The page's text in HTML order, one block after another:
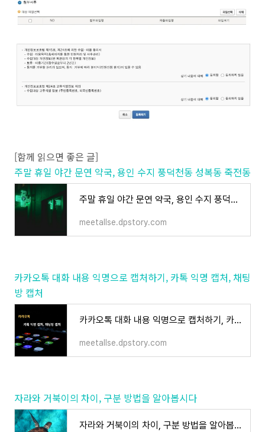
[함께 읽으면 좋은 글]
주말 휴일 야간 문연 약국, 용인 수지 풍덕천동 성복동 죽전동
주말 휴일 야간 문연 약국, 용인 수지 풍덕천동 성복동 죽전동
meetallse.dpstory.com
카카오톡 대화 내용 익명으로 캡처하기, 카톡 익명 캡처, 채팅
방 캡처
카카오톡 대화 내용 익명으로 캡처하기, 카톡 익명 캡처, 채팅방 캡처
meetallse.dpstory.com
자라와 거북이의 차이, 구분 방법을 알아봅시다
자라와 거북이의 차이, 구분 방법을 알아봅시다